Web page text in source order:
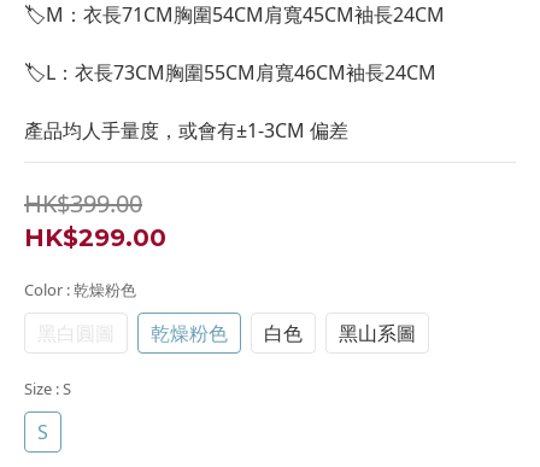
🏷M：衣長71CM胸圍54CM肩寬45CM袖長24CM
🏷L：衣長73CM胸圍55CM肩寬46CM袖長24CM
產品均人手量度，或會有±1-3CM 偏差
HK$399.00
HK$299.00
Color : 乾燥粉色
黑白圓圖 乾燥粉色 白色 黑山系圖
Size : S
S